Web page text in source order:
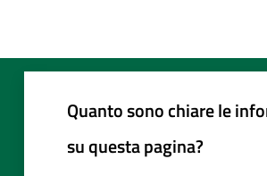
Quanto sono chiare le
su questa pagina?